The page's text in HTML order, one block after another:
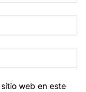
web en este